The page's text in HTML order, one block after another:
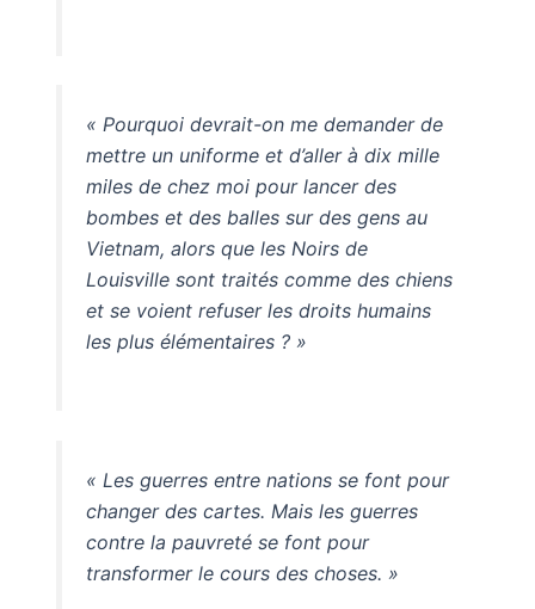
« Pourquoi devrait-on me demander de
mettre un uniforme et d’aller à dix mille
miles de chez moi pour lancer des
bombes et des balles sur des gens au
Vietnam, alors que les Noirs de
Louisville sont traités comme des chiens
et se voient refuser les droits humains
les plus élémentaires ? »
« Les guerres entre nations se font pour
changer des cartes. Mais les guerres
contre la pauvreté se font pour
transformer le cours des choses. »